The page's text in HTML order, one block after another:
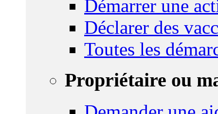
Démarrer une
Déclarer des
Toutes les
Propriétaire ou